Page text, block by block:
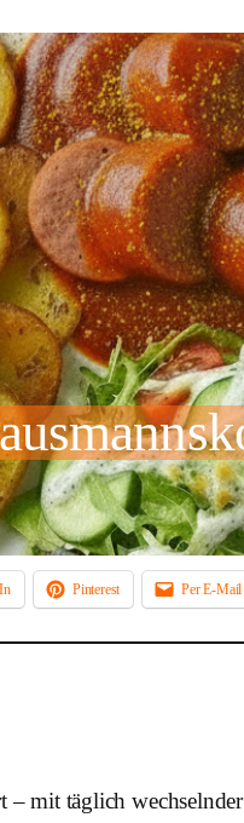
Pinterest Per E-Mail
– mit täglich